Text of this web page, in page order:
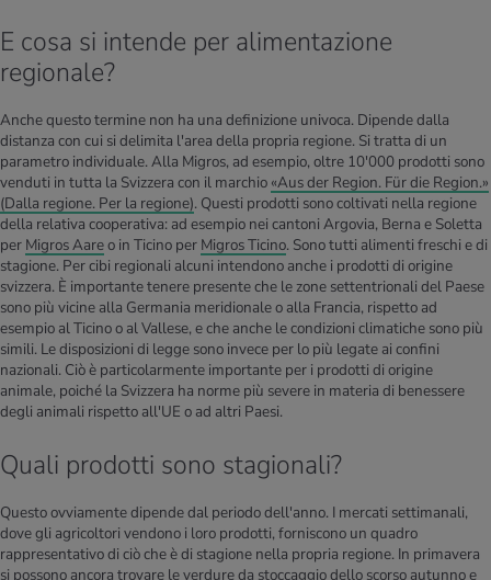
E cosa si intende per alimentazione
regionale?
Anche questo termine non ha una definizione univoca. Dipende dalla
distanza con cui si delimita l'area della propria regione. Si tratta di un
parametro individuale. Alla Migros, ad esempio, oltre 10'000 prodotti sono
venduti in tutta la Svizzera con il marchio «Aus der Region. Für die Region.»
(Dalla regione. Per la regione). Questi prodotti sono coltivati nella regione
della relativa cooperativa: ad esempio nei cantoni Argovia, Berna e Soletta
per Migros Aareo in Ticino per Migros Ticino. Sono tutti alimenti freschi e di
stagione. Per cibi regionali alcuni intendono anche i prodotti di origine
svizzera. È importante tenere presente che le zone settentrionali del Paese
sono più vicine alla Germania meridionale o alla Francia, rispetto ad
esempio al Ticino o al Vallese, e che anche le condizioni climatiche sono più
simili. Le disposizioni di legge sono invece per lo più legate ai confini
nazionali. Ciò è particolarmente importante per i prodotti di origine
animale, poiché la Svizzera ha norme più severe in materia di benessere
degli animali rispetto all'UE o ad altri Paesi.
Quali prodotti sono stagionali?
Questo ovviamente dipende dal periodo dell'anno. I mercati settimanali,
dove gli agricoltori vendono i loro prodotti, forniscono un quadro
rappresentativo di ciò che è di stagione nella propria regione. In primavera
si possono ancora trovare le verdure da stoccaggio dello scorso autunno e